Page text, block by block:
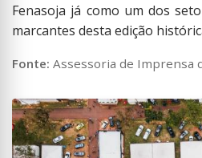
Fenasoja já como um dos
marcantes desta edição
Fonte: Assessoria de Imprensa